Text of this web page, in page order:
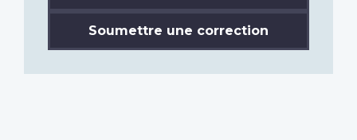
Soumettre une correction